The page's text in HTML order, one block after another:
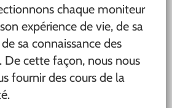
chaque moniteur
expérience de vie, de sa
sa connaissance des
De cette façon, nous nous
fournir des cours de la